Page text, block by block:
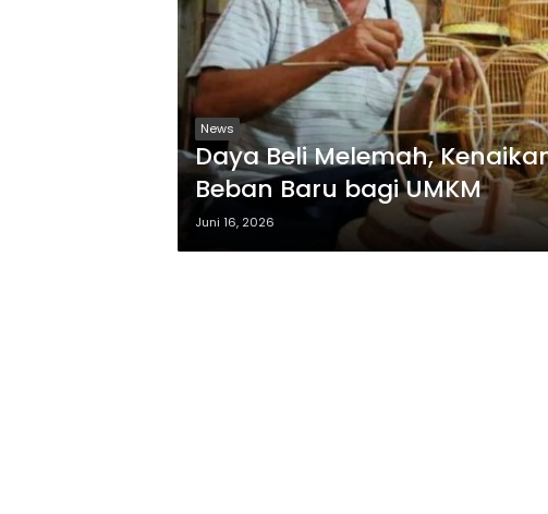
News
Daya Beli Melemah,
Beban Baru bagi UMKM
Juni 16, 2026